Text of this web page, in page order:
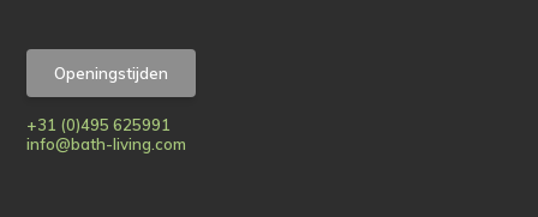
Openingstijden
+31 (0)495 625991
info@bath-living.com